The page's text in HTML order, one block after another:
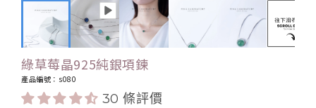
綠草莓晶925純銀項鍊
產品編號：s080
30 條評價